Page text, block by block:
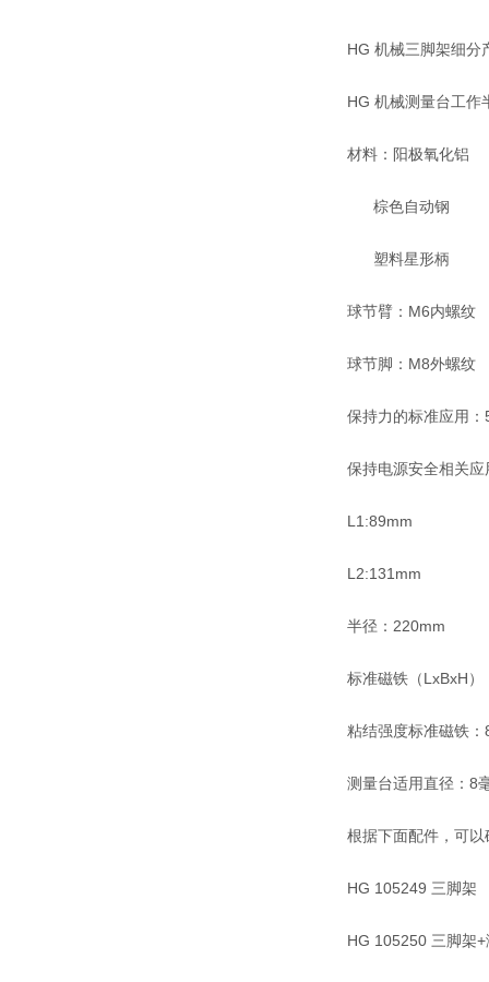
HG 机械三脚架细分
HG 机械测量台工作
材料：阳极氧化铝
棕色自动钢
塑料星形柄
球节臂：M6内螺纹
球节脚：M8外螺纹
保持力的标准应用：
保持电源安全相关应
L1:89mm
L2:131mm
半径：220mm
标准磁铁（LxBxH
粘结强度标准磁铁
测量台适用直径：8
根据下面配件，可以
HG 105249 三脚架
HG 105250 三脚架